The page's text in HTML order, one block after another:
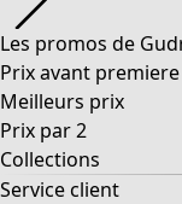
Les promos de
Prix avant premiere
Meilleurs prix
Prix par 2
Collections
Service client